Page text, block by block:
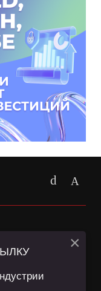
«Яндекс
×